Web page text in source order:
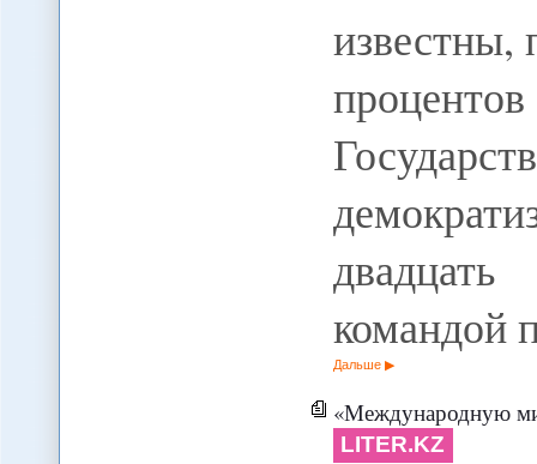
известны,
командой
Дальше
«Международную миграцию
LITER.KZ